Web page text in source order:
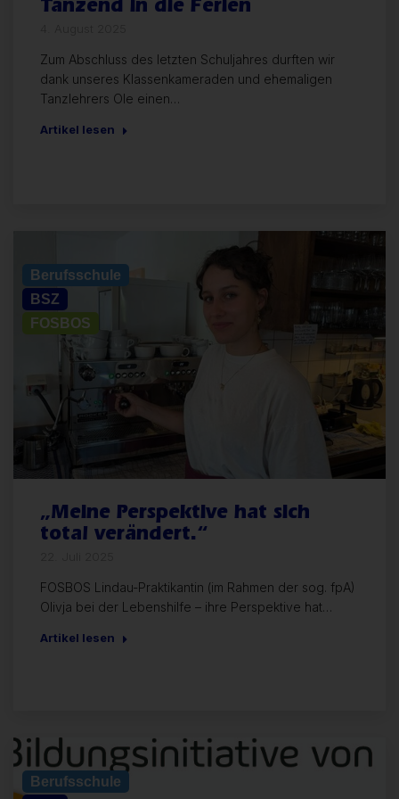
Zum Abschluss des letzten Schuljahres durften wir
dank unseres Klassenkameraden und ehemaligen
Tanzlehrers Ole einen…
Artikel lesen
Berufsschule
BSZ
FOSBOS
„Meine Perspektive hat sich
total verändert.“
FOSBOS Lindau-Praktikantin (im Rahmen der sog. fpA)
Olivja bei der Lebenshilfe – ihre Perspektive hat…
Artikel lesen
Allgemein
Berufsschule